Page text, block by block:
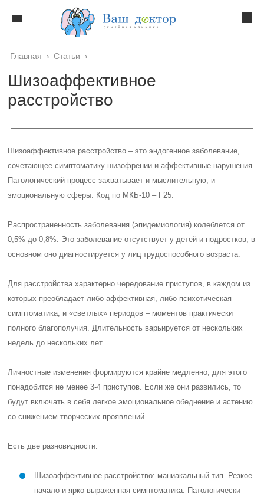
Главная › Статьи ›
Шизоаффективное
расстройство
Шизоаффективное расстройство – это эндогенное заболевание,
сочетающее симптоматику шизофрении и аффективные нарушения.
Патологический процесс захватывает и мыслительную, и
эмоциональную сферы. Код по МКБ-10 – F25.
Распространенность заболевания (эпидемиология) колеблется от
0,5% до 0,8%. Это заболевание отсутствует у детей и подростков, в
основном оно диагностируется у лиц трудоспособного возраста.
Для расстройства характерно чередование приступов, в каждом из
которых преобладает либо аффективная, либо психотическая
симптоматика, и «светлых» периодов – моментов практически
полного благополучия. Длительность варьируется от нескольких
недель до нескольких лет.
Личностные изменения формируются крайне медленно, для этого
понадобится не менее 3-4 приступов. Если же они развились, то
будут включать в себя легкое эмоциональное обеднение и астению
со снижением творческих проявлений.
Есть две разновидности:
Шизоаффективное расстройство: маниакальный тип. Резкое
начало и ярко выраженная симптоматика. Патологически